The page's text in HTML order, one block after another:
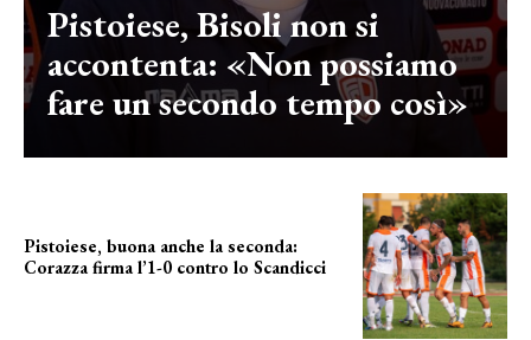
Pistoiese, Bisoli non si
accontenta: «Non possiamo
fare un secondo tempo così»
Pistoiese, buona anche la seconda:
Corazza firma l’1-0 contro lo Scandicci